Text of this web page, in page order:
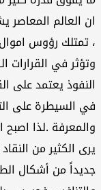
ان العالم
، تمتلك رؤوس
وتؤثر في القرارات
النفوذ يعتمد على
في السيطرة على
والمعرفة .لذا اصبح
يرى الكثير من
جديداً من أشكال